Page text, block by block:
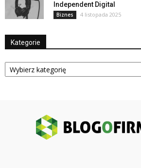
Independent Digital
Biznes 4 listopada 2025
Kategorie
Kategorie